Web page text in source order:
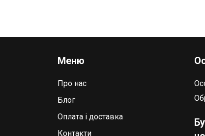
Меню
Про нас
Блог
Оплата і доставка
Контакти